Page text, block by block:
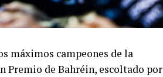
máximos campeones de la
Premio de Bahréin, escoltado por